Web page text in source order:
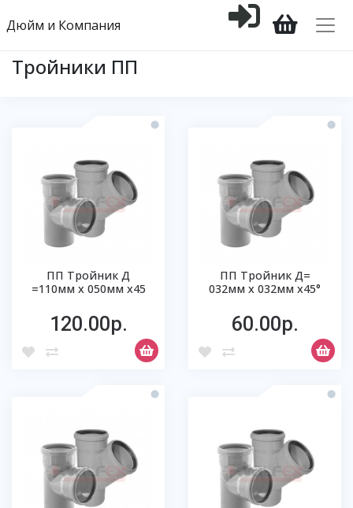
Дюйм и Компания
Тройники ПП
ПП Тройник Д
=110мм х 050мм х45
120.00р.
ПП Тройник Д=
032мм х 032мм х45°
60.00р.